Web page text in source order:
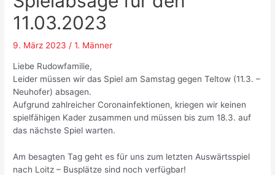
11.03.2023
9. März 2023 /1. Männer
Liebe Rudowfamilie,
Leider müssen wir das Spiel am Samstag gegen Teltow (11.3. –
Neuhofer) absagen.
Aufgrund zahlreicher Coronainfektionen, kriegen wir keinen
spielfähigen Kader zusammen und müssen bis zum 18.3. auf
das nächste Spiel warten.
Am besagten Tag geht es für uns zum letzten Auswärtsspiel
nach Loitz – Busplätze sind noch verfügbar!